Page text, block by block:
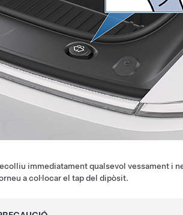
immediatament qualsevol vessament i
a col·locar el tap del dipòsit.